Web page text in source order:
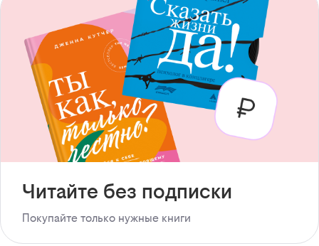
Читайте без подписки
Покупайте только нужные книги